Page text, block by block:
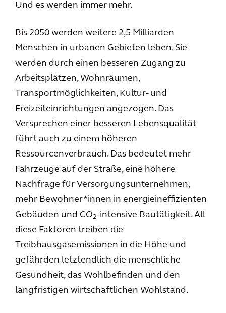
Und es werden immer mehr.
Bis 2050 werden weitere 2,5 Milliarden
Menschen in urbanen Gebieten leben. Sie
werden durch einen besseren Zugang zu
Arbeitsplätzen, Wohnräumen,
Transportmöglichkeiten, Kultur- und
Freizeiteinrichtungen angezogen. Das
Versprechen einer besseren Lebensqualität
führt auch zu einem höheren
Ressourcenverbrauch. Das bedeutet mehr
Fahrzeuge auf der Straße, eine höhere
Nachfrage für Versorgungsunternehmen,
mehr Bewohner*innen in energieineffizienten
Gebäuden und CO2-intensive Bautätigkeit. All
diese Faktoren treiben die
Treibhausgasemissionen in die Höhe und
gefährden letztendlich die menschliche
Gesundheit, das Wohlbefinden und den
langfristigen wirtschaftlichen Wohlstand.